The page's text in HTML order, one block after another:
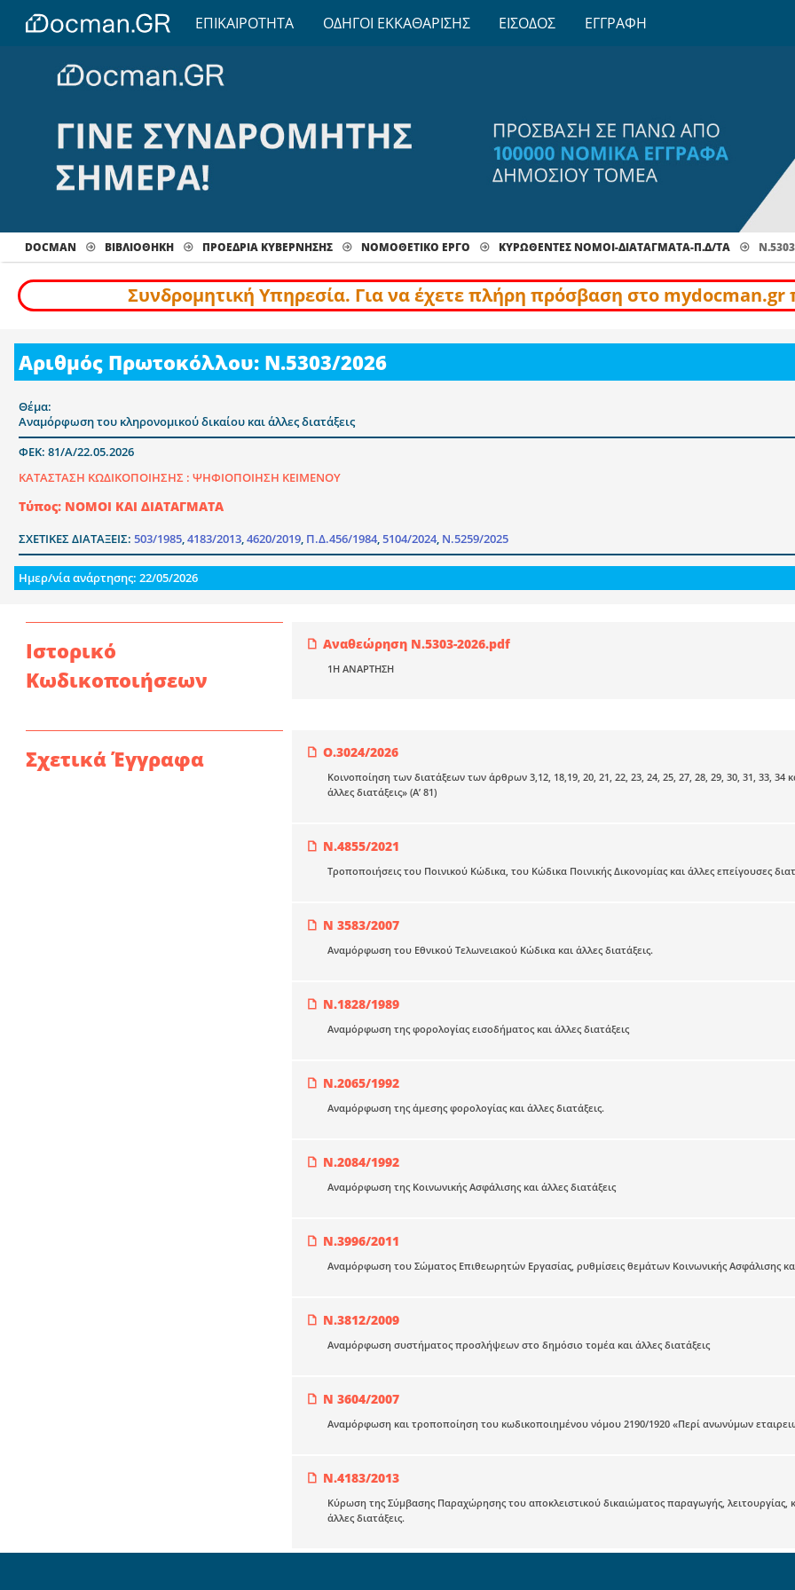
ΕΠΙΚΑΙΡΟΤΗΤΑ ΟΔΗΓΟΙ ΕΚΚΑΘΑΡΙΣΗΣ ΕΙΣΟΔΟΣ ΕΓΓΡΑΦΗ
DOCMAN ΒΙΒΛΙΟΘΗΚΗ ΠΡΟΕΔΡΙΑ ΚΥΒΕΡΝΗΣΗΣ ΝΟΜΟΘΕΤΙΚΟ ΕΡΓΟ ΚΥΡΩΘΈΝΤΕΣ ΝΌΜΟΙ-ΔΙΑΤΆΓΜΑΤΑ-Π.Δ/ΤΑ
Συνδρομητική Υπηρεσία. Για να έχετε πλήρη πρόσβαση στο mydocman.gr
Αριθμός Πρωτοκόλλου: Ν.5303/2026
Θέμα:
Αναμόρφωση του κληρονομικού δικαίου και άλλες διατάξεις
ΦΕΚ: 81/Α/22.05.2026
ΚΑΤΑΣΤΑΣΗ ΚΩΔΙΚΟΠΟΙΗΣΗΣ : ΨΗΦΙΟΠΟΙΗΣΗ ΚΕΙΜΕΝΟΥ
Τύπος: ΝΟΜΟΙ ΚΑΙ ΔΙΑΤΑΓΜΑΤΑ
ΣΧΕΤΙΚΕΣ ΔΙΑΤΑΞΕΙΣ: 503/1985,4183/2013,4620/2019, Π.Δ.456/1984,5104/2024, Ν.5259/2025
Ημερ/νία ανάρτησης: 22/05/2026
Ιστορικό
Κωδικοποιήσεων
Αναθεώρηση Ν.5303-2026.pdf
1Η ΑΝΑΡΤΗΣΗ
Σχετικά Έγγραφα Ο.3024/2026
Κοινοποίηση των διατάξεων των άρθρων 3,12, 18,19, 20, 21, 22, 23, 24, 25, 27, 28, 29, 30, 31, 33,
άλλες διατάξεις» (A’ 81)
Ν.4855/2021
Τροποποιήσεις του Ποινικού Κώδικα, του Κώδικα Ποινικής Δικονομίας και άλλες επείγουσες
Ν 3583/2007
Αναμόρφωση του Εθνικού Τελωνειακού Κώδικα και άλλες διατάξεις.
Ν.1828/1989
Αναμόρφωση της φορολογίας εισοδήματος και άλλες διατάξεις
Ν.2065/1992
Αναμόρφωση της άμεσης φορολογίας και άλλες διατάξεις.
Ν.2084/1992
Αναμόρφωση της Κοινωνικής Ασφάλισης και άλλες διατάξεις
Ν.3996/2011
Αναμόρφωση του Σώματος Επιθεωρητών Εργασίας, ρυθμίσεις θεμάτων Κοινωνικής Ασφάλισης και
Ν.3812/2009
Αναμόρφωση συστήματος προσλήψεων στο δημόσιο τομέα και άλλες διατάξεις
Ν 3604/2007
Αναμόρφωση και τροποποίηση του κωδικοποιημένου νόμου 2190/1920 «Περί ανωνύμων
Ν.4183/2013
Κύρωση της Σύμβασης Παραχώρησης του αποκλειστικού δικαιώματος παραγωγής, λειτουργίας,
άλλες διατάξεις.